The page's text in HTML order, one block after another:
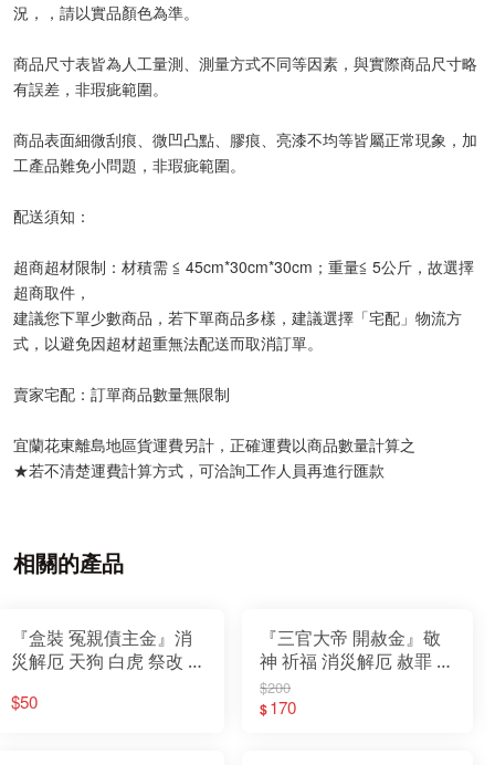
況，，請以實品顏色為準。
商品尺寸表皆為人工量測、測量方式不同等因素，與實際商品尺寸略
有誤差，非瑕疵範圍。
商品表面細微刮痕、微凹凸點、膠痕、亮漆不均等皆屬正常現象，加
工產品難免小問題，非瑕疵範圍。
配送須知：
超商超材限制：材積需 ≦ 45cm*30cm*30cm；重量≦ 5公斤，故選擇
超商取件，
建議您下單少數商品，若下單商品多樣，建議選擇「宅配」物流方
式，以避免因超材超重無法配送而取消訂單。
賣家宅配：訂單商品數量無限制
宜蘭花東離島地區貨運費另計，正確運費以商品數量計算之
★若不清楚運費計算方式，可洽詢工作人員再進行匯款
相關的產品
『盒裝 冤親債主金』消
災解厄 天狗 白虎 祭改 神
$50
『三官大帝 開赦金』敬
神 祈福 消災解厄 赦罪 補
運 迴向 普渡 拜門口 玉帝
天公 財庫存摺 純黃金箔
$200
$170